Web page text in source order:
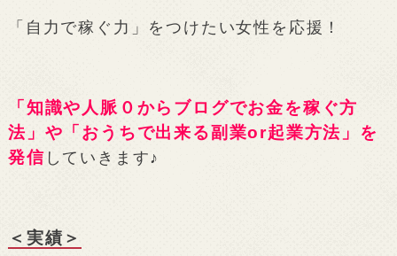
「自力で稼ぐ力」をつけたい女性を応援！
「知識や人脈０からブログでお金を稼ぐ方
法」や「おうちで出来る副業or起業方法」を
発信 していきます♪
＜実績＞